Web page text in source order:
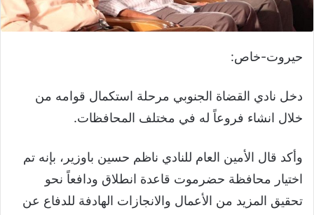
حيروت-خاص:
دخل نادي القضاة الجنوبي مرحلة استكمال قوامه من
خلال انشاء فروعاً له في مختلف المحافظات.
وأكد قال الأمين العام للنادي ناظم حسين باوزير، بإنه تم
اختيار محافظة حضرموت قاعدة انطلاق ودافعاً نحو
تحقيق المزيد من الأعمال والانجازات الهادفة للدفاع عن